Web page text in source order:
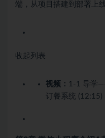
端，从项目搭建到部署上
收起列表
视频： 1-1 导学
订餐系统 (12:15)